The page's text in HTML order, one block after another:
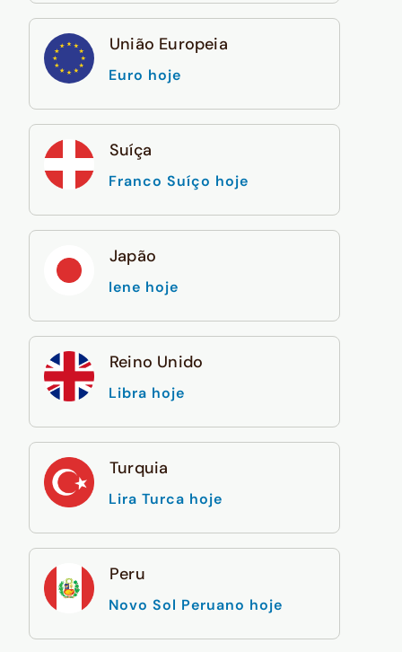
União Europeia
Euro hoje
Suíça
Franco Suíço hoje
Japão
Iene hoje
Reino Unido
Libra hoje
Turquia
Lira Turca hoje
Peru
Novo Sol Peruano hoje